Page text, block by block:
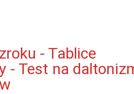
- Tablice
- Test na